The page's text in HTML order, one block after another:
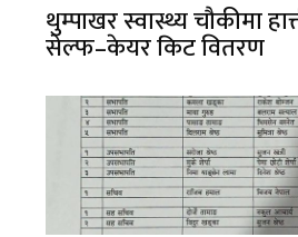
थुम्पाखर स्वास्थ्य चौकीमा
सेल्फ–केयर किट वितरण